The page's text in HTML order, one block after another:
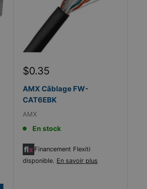
Prix
$0.35
AMX Câblage FW-
CAT6EBK
AMX
En stock
Financement Flexiti
disponible. En savoir plus